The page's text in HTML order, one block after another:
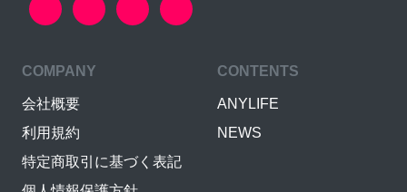
COMPANY
会社概要
利用規約
特定商取引に基づく表記
CONTENTS
ANYLIFE
NEWS